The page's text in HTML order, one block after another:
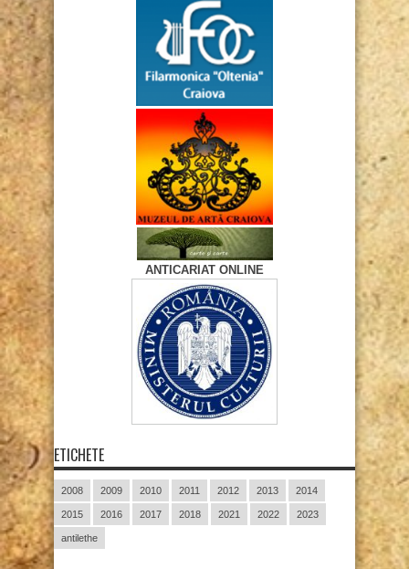
ANTICARIAT ONLINE
ETICHETE
2008 2009 2010 2011 2012 2013 2014
2015 2016 2017 2018 2021 2022 2023
antilethe